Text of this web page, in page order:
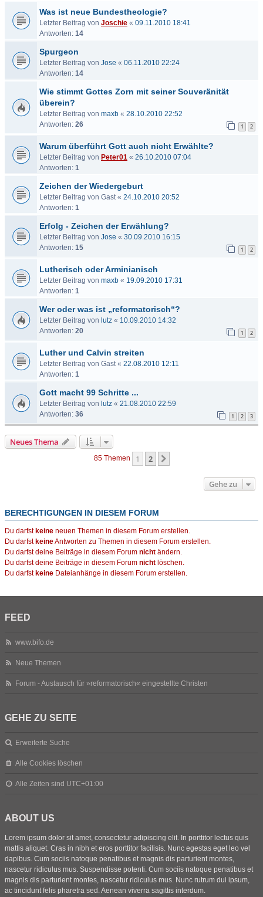
Was ist neue Bundestheologie?
Letzter Beitrag von Joschie « 09.11.2010 18:41
Antworten: 14
Spurgeon
Letzter Beitrag von Jose « 06.11.2010 22:24
Antworten: 14
Wie stimmt Gottes Zorn mit seiner Souveränität
überein?
Letzter Beitrag von maxb « 28.10.2010 22:52
Antworten: 26 1 2
Warum überführt Gott auch nicht Erwählte?
Letzter Beitrag von Peter01 « 26.10.2010 07:04
Antworten: 1
Zeichen der Wiedergeburt
Letzter Beitrag von Gast« 24.10.2010 20:52
Antworten: 1
Erfolg - Zeichen der Erwählung?
Letzter Beitrag von Jose « 30.09.2010 16:15
Antworten: 15 1 2
Lutherisch oder Arminianisch
Letzter Beitrag von maxb « 19.09.2010 17:31
Antworten: 1
Wer oder was ist „reformatorisch“?
Letzter Beitrag von lutz « 10.09.2010 14:32
Antworten: 20 1 2
Luther und Calvin streiten
Letzter Beitrag von Gast« 22.08.2010 12:11
Antworten: 1
Gott macht 99 Schritte ...
Letzter Beitrag von lutz « 21.08.2010 22:59
Antworten: 36 1 2 3
Neues Thema
85 Themen 1 2
Gehe zu
BERECHTIGUNGEN IN DIESEM FORUM
Du darfst keine neuen Themen in diesem Forum erstellen.
Du darfst keineAntworten zu Themen in diesem Forum erstellen.
Du darfst deine Beiträge in diesem Forum nicht ändern.
Du darfst deine Beiträge in diesem Forum nicht löschen.
Du darfst keine Dateianhänge in diesem Forum erstellen.
FEED
www.bifo.de
Neue Themen
Forum - Austausch für »reformatorisch« eingestellte Christen
GEHE ZU SEITE
Erweiterte Suche
Alle Cookies löschen
Alle Zeiten sind UTC+01:00
ABOUT US
Lorem ipsum dolor sit amet, consectetur adipiscing elit. In porttitor lectus quis
mattis aliquet. Cras in nibh et eros porttitor facilisis. Nunc egestas eget leo vel
dapibus. Cum sociis natoque penatibus et magnis dis parturient montes,
nascetur ridiculus mus. Suspendisse potenti. Cum sociis natoque penatibus et
magnis dis parturient montes, nascetur ridiculus mus. Nunc rutrum dui ipsum,
ac tincidunt felis pharetra sed. Aenean viverra sagittis interdum.